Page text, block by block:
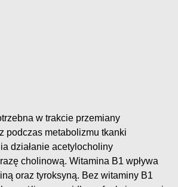
w trakcie przemiany
podczas metabolizmu tkanki
działanie acetylocholiny
cholinową. Witamina B1 wpływa
oraz tyroksyną. Bez witaminy B1